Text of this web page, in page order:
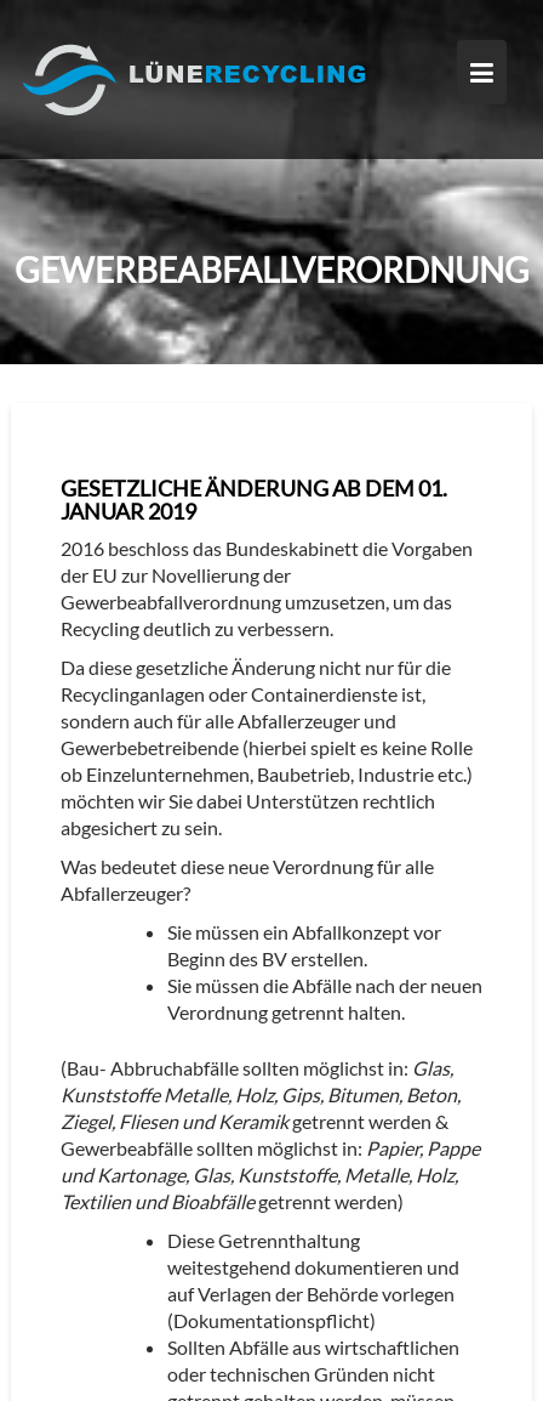
content
GEWERBEABFALLVERORDNUNG
GESETZLICHE ÄNDERUNG AB DEM 01.
JANUAR 2019
2016 beschloss das Bundeskabinett die Vorgaben
der EU zur Novellierung der
Gewerbeabfallverordnung umzusetzen, um das
Recycling deutlich zu verbessern.
Da diese gesetzliche Änderung nicht nur für die
Recyclinganlagen oder Containerdienste ist,
sondern auch für alle Abfallerzeuger und
Gewerbebetreibende (hierbei spielt es keine Rolle
ob Einzelunternehmen, Baubetrieb, Industrie etc.)
möchten wir Sie dabei Unterstützen rechtlich
abgesichert zu sein.
Was bedeutet diese neue Verordnung für alle
Abfallerzeuger?
Sie müssen ein Abfallkonzept vor
Beginn des BV erstellen.
Sie müssen die Abfälle nach der neuen
Verordnung getrennt halten.
(Bau- Abbruchabfälle sollten möglichst in: Glas,
Kunststoffe Metalle, Holz, Gips, Bitumen, Beton,
Ziegel, Fliesen und Keramikgetrennt werden &
Gewerbeabfälle sollten möglichst in: Papier, Pappe
und Kartonage, Glas, Kunststoffe, Metalle, Holz,
Textilien und Bioabfällegetrennt werden)
Diese Getrennthaltung
weitestgehend dokumentieren und
auf Verlagen der Behörde vorlegen
(Dokumentationspflicht)
Sollten Abfälle aus wirtschaftlichen
oder technischen Gründen nicht